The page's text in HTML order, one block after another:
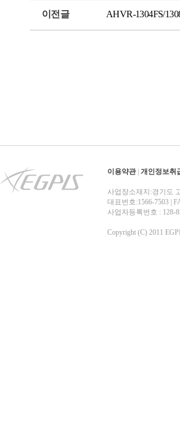
이전글 AHVR-1304FS/
이용약관| 개인정보취
사업장소재지:경기도
대표번호:1566-7503 |
사업자등록번호 : 128-
Copyright (C) 2011